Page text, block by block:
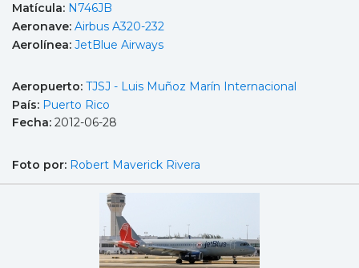
Matícula: N746JB
Aeronave: Airbus A320-232
Aerolínea: JetBlue Airways
Aeropuerto: TJSJ - Luis Muñoz Marín Internacional
País: Puerto Rico
Fecha: 2012-06-28
Foto por: Robert Maverick Rivera